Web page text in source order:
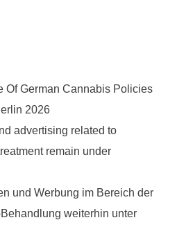
Of German Cannabis Policies
2026
advertising related to
remain under
und Werbung im Bereich der
weiterhin unter